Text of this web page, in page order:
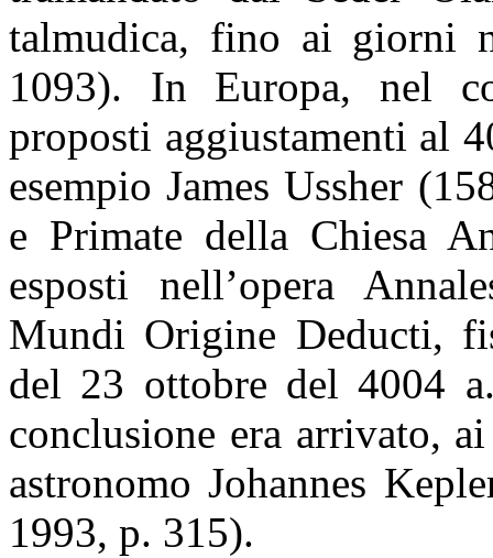
talmudica, fino ai giorni
1093). In Europa, nel
proposti aggiustamenti al
esempio James Ussher
e Primate della Chiesa
esposti nell’opera
Mundi Origine Deducti,
del 23 ottobre del 4004
conclusione era arrivato,
astronomo Johannes
1993, p. 315).